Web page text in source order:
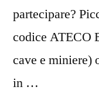
partecipare?
codice ATECO
cave e miniere)
in …